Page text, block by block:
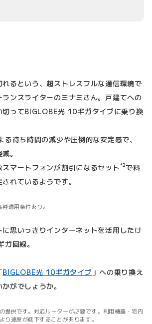
るという、超ストレスフルな通信環境で
ンスライターのミナミさん。戸建てへの
切ってBIGLOBE光 10ギガタイプに乗り換
待ち時間の減少や圧倒的な安定感で、
。
マートフォンが割引になるセット*2で料
れているようです。
適用条件あり。
思いっきりインターネットを活用したけ
回線。
BIGLOBE光 10ギガタイプ 」への乗り換え
がでしょうか。
提供です。対応ルーターが必要です。利用機器・宅内
り速度が低下することがあります。